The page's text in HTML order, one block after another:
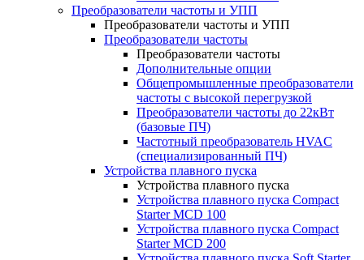
Преобразователи частоты и УПП
Преобразователи частоты и УПП
Преобразователи частоты
Преобразователи частоты
Дополнительные опции
Общепромышленные преобразователи
частоты с высокой перегрузкой
Преобразователи частоты до 22кВт
(базовые ПЧ)
Частотный преобразователь HVAC
(специализированный ПЧ)
Устройства плавного пуска
Устройства плавного пуска
Устройства плавного пуска Compact
Starter MCD 100
Устройства плавного пуска Compact
Starter MCD 200